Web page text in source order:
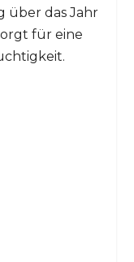
über das Jahr
für eine